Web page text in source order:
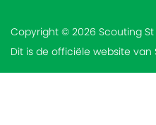
Copyright © 2026 Scouting
Dit is de officiële website van